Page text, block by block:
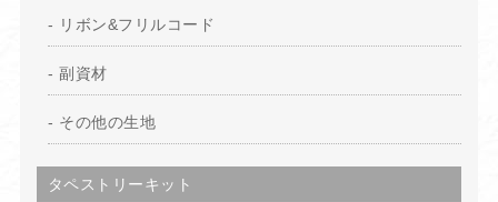
リボン&フリルコード
副資材
その他の生地
タペストリーキット